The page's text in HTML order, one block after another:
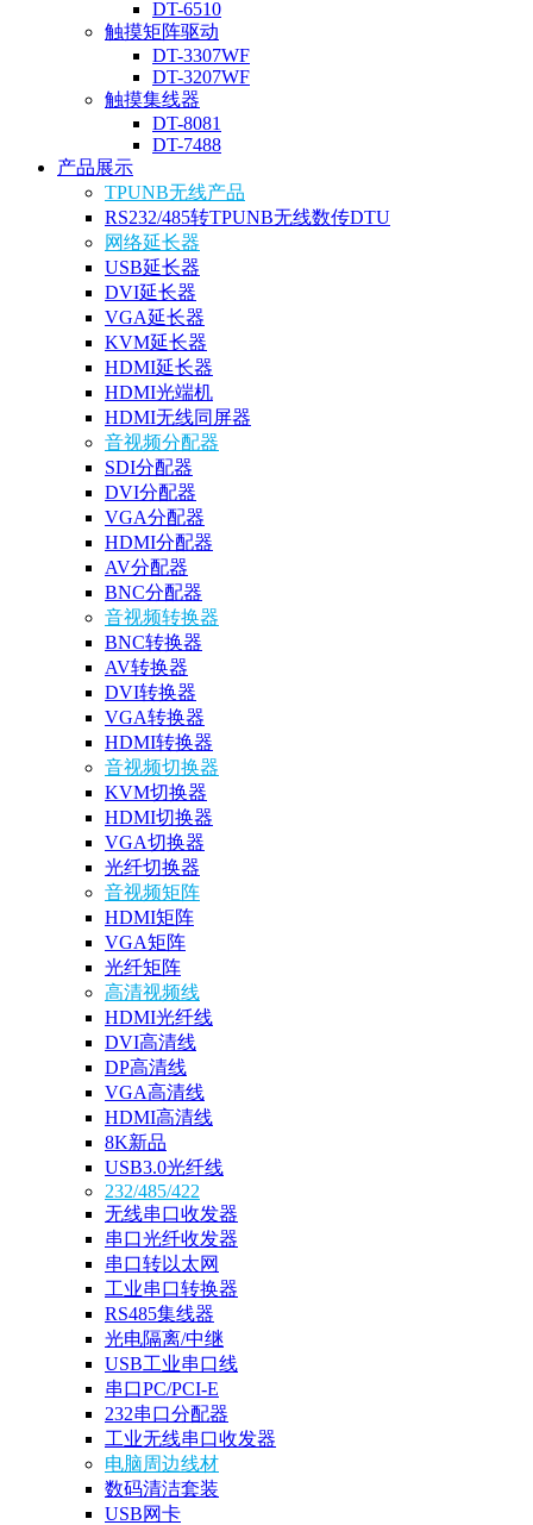
DT-6510
触摸矩阵驱动
DT-3307WF
DT-3207WF
触摸集线器
DT-8081
DT-7488
产品展示
TPUNB无线产品
RS232/485转TPUNB无线数传DTU
网络延长器
USB延长器
DVI延长器
VGA延长器
KVM延长器
HDMI延长器
HDMI光端机
HDMI无线同屏器
音视频分配器
SDI分配器
DVI分配器
VGA分配器
HDMI分配器
AV分配器
BNC分配器
音视频转换器
BNC转换器
AV转换器
DVI转换器
VGA转换器
HDMI转换器
音视频切换器
KVM切换器
HDMI切换器
VGA切换器
光纤切换器
音视频矩阵
HDMI矩阵
VGA矩阵
光纤矩阵
高清视频线
HDMI光纤线
DVI高清线
DP高清线
VGA高清线
HDMI高清线
8K新品
USB3.0光纤线
232/485/422
无线串口收发器
串口光纤收发器
串口转以太网
工业串口转换器
RS485集线器
光电隔离/中继
USB工业串口线
串口PC/PCI-E
232串口分配器
工业无线串口收发器
电脑周边线材
数码清洁套装
USB网卡